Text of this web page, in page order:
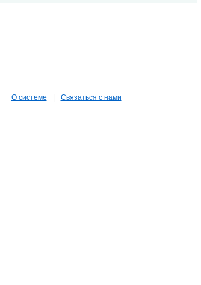
О системе Связаться с нами